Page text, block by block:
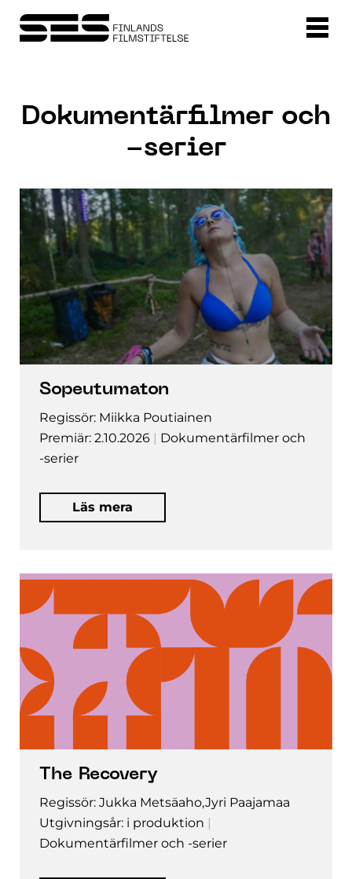
Dokumentärfilmer och
-serier
Sopeutumaton
Regissör: Miikka Poutiainen
Premiär: 2.10.2026
Dokumentärfilmer och
-serier
Läs mera
The Recovery
Regissör: Jukka Metsäaho,Jyri Paajamaa
Utgivningsår: i produktion
Dokumentärfilmer och -serier